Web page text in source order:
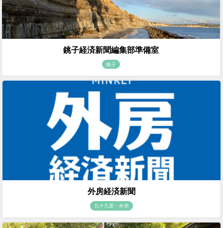
銚子経済新聞編集部準備室
銚子
外房経済新聞
九十九里・外房